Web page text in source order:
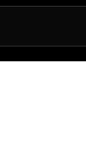
Carrello